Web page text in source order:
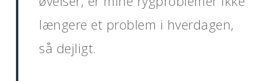
længere et problem i hverdagen,
så dejligt.